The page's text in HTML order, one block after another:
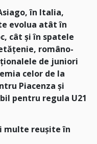
în Italia,
evolua atât în
cât și în spatele
româno-
de juniori
celor de la
Piacenza și
pentru regula U21
multe reușite în